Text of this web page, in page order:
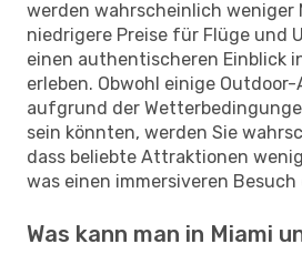
werden wahrscheinlich weniger
niedrigere Preise für Flüge und
einen authentischeren Einblick
erleben. Obwohl einige
aufgrund der
sein könnten, werden Sie
dass beliebte Attraktionen
was einen immersiveren
Was kann man in Miami